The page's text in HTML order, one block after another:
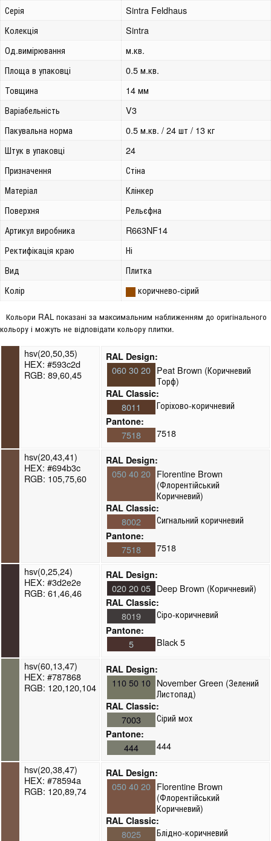
Серія
Sintra Feldhaus
Колекція
Sintra
Од.вимірювання
м.кв.
Площа в упаковці
0.5 м.кв.
Товщина
14 мм
Варіабельність
V3
Пакувальна норма
0.5 м.кв. / 24 шт / 13 кг
Штук в упаковці
24
Призначення
Стіна
Матеріал
Клінкер
Поверхня
Рельєфна
Артикул виробника
R663NF14
Ректифікація краю
Ні
Вид
Плитка
Колір
коричнево-сірий
Кольори RAL показані за максимальним наближенням до оригінального
кольору і можуть не відповідати кольору плитки.
hsv(20,50,35)
HEX: #593c2d
RGB: 89,60,45
RAL Design:
060 30 20 Peat Brown (Коричневий
Торф)
RAL Classic:
8011 Горіхово-коричневий
Pantone:
7518
7518
hsv(20,43,41)
HEX: #694b3c
RGB: 105,75,60
RAL Design:
050 40 20 Florentine Brown
(Флорентійський
Коричневий)
RAL Classic:
8002 Сигнальний коричневий
Pantone:
7518
7518
hsv(0,25,24)
HEX: #3d2e2e
RGB: 61,46,46
RAL Design:
020 20 05 Deep Brown (Коричневий)
RAL Classic:
8019 Сіро-коричневий
Pantone:
5
Black 5
hsv(60,13,47)
HEX: #787868
RGB: 120,120,104
RAL Design:
110 50 10 November Green (Зелений
Листопад)
RAL Classic:
7003 Сірий мох
Pantone:
444
444
hsv(20,38,47)
HEX: #78594a
RGB: 120,89,74
RAL Design:
050 40 20 Florentine Brown
(Флорентійський
Коричневий)
RAL Classic:
8025 Блідно-коричневий